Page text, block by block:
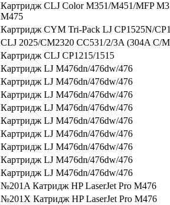
Картридж CLJ Color M351/M451/MFP
M475
Картридж CYM Tri-Pack LJ CP1525N/
CLJ 2025/CM2320 CC531/2/3A (304A C/
Картридж CLJ CP1215/1515
Картридж LJ M476dn/476dw/476
Картридж LJ M476dn/476dw/476
Картридж LJ M476dn/476dw/476
Картридж LJ M476dn/476dw/476
Картридж LJ M476dn/476dw/476
Картридж LJ M476dn/476dw/476
Картридж LJ M476dn/476dw/476
Картридж LJ M476dn/476dw/476
Картридж LJ M476dn/476dw/476
№201A Катридж HP LaserJet Pro M476
№201X Катридж HP LaserJet Pro M476